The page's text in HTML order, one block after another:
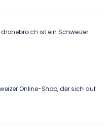
ist ein Schweizer
Online-Shop, der sich auf